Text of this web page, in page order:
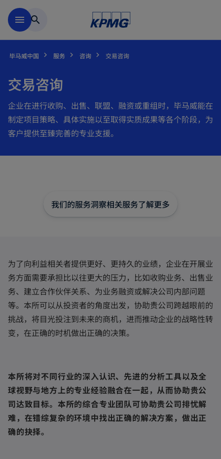
menu search
毕马威中国 服务 咨询 交易咨询
交易咨询
企业在进行收购、出售、联盟、融资或重组时，毕马威能在
制定项目策略、具体实施以至取得实质成果等各个阶段，为
客户提供至臻完善的专业支援。
我们的服务洞察相关服务了解更多
为了向利益相关者提供更好、更持久的业绩，企业在开展业
务方面需要承担比以往更大的压力，比如收购业务、出售业
务、建立合作伙伴关系、为业务融资或解决公司内部问题
等。本所可以从投资者的角度出发，协助贵公司跨越眼前的
挑战，将目光投注到未来的商机，进而推动企业的战略性转
变，在正确的时机做出正确的决策。
本所将对不同行业的深入认识、先进的分析工具以及全
球视野与地方上的专业经验融合在一起，从而协助贵公
司达致目标。本所的综合专业团队可协助贵公司排忧解
难，在错综复杂的环境中找出正确的解决方案，做出正
确的抉择。